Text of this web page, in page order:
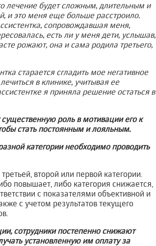
лечение будет сложным, длительным и
и это меня еще больше расстроило.
сопровождавшая меня,
есть ли у меня дети, услышав,
рожают, она и сама родила третьего,
старается сгладить мое негативное
в клинике, учитывая ее
я приняла решение остаться в
существенную роль в мотивации егок
стать постоянным и лояльным.
категории необходимо проводить
второй или первой категории.
повышает, либо категория снижается,
с показателями объективной и
с учетом результатов текущего
сотрудники постепенно снижают
установленную им оплату за